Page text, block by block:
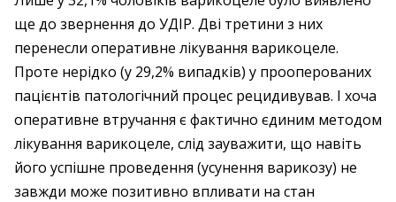
ще до звернення до УДІР. Дві третини з них
перенесли оперативне лікування варикоцеле.
Проте нерідко (у 29,2% випадків) у прооперованих
пацієнтів патологічний процес рецидивував. І хоча
оперативне втручання є фактично єдиним методом
лікування варикоцеле, слід зауважити, що навіть
його успішне проведення (усунення варикозу) не
завжди може позитивно впливати на стан